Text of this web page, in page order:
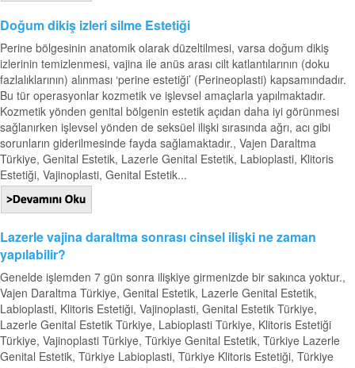
Doğum dikiş izleri silme Estetiği
Perine bölgesinin anatomik olarak düzeltilmesi, varsa doğum dikiş
izlerinin temizlenmesi, vajina ile anüs arası cilt katlantılarının (doku
fazlalıklarının) alınması ‘perine estetiği’ (Perineoplasti) kapsamındadır.
Bu tür operasyonlar kozmetik ve işlevsel amaçlarla yapılmaktadır.
Kozmetik yönden genital bölgenin estetik açıdan daha iyi görünmesi
sağlanırken işlevsel yönden de seksüel ilişki sırasında ağrı, acı gibi
sorunların giderilmesinde fayda sağlamaktadır., Vajen Daraltma
Türkiye, Genital Estetik, Lazerle Genital Estetik, Labioplasti, Klitoris
Estetiği, Vajinoplasti, Genital Estetik...
Lazerle vajina daraltma sonrası cinsel ilişki ne zaman
yapılabilir?
Genelde işlemden 7 gün sonra ilişkiye girmenizde bir sakınca yoktur.,
Vajen Daraltma Türkiye, Genital Estetik, Lazerle Genital Estetik,
Labioplasti, Klitoris Estetiği, Vajinoplasti, Genital Estetik Türkiye,
Lazerle Genital Estetik Türkiye, Labioplasti Türkiye, Klitoris Estetiği
Türkiye, Vajinoplasti Türkiye, Türkiye Genital Estetik, Türkiye Lazerle
Genital Estetik, Türkiye Labioplasti, Türkiye Klitoris Estetiği, Türkiye